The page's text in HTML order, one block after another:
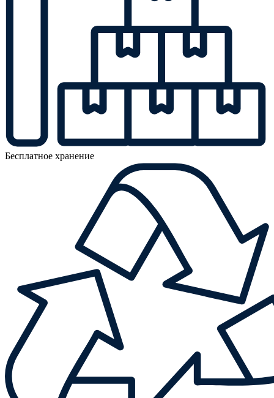
Бесплатное хранение